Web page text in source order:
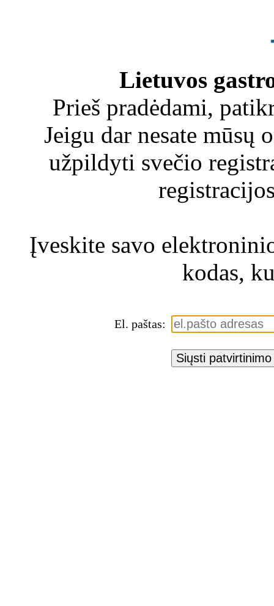
Lietuvos
Prieš pradėdami,
Jeigu dar nesate mūsų
užpildyti svečio
Įveskite savo
kodas,
El. paštas:
Siųsti